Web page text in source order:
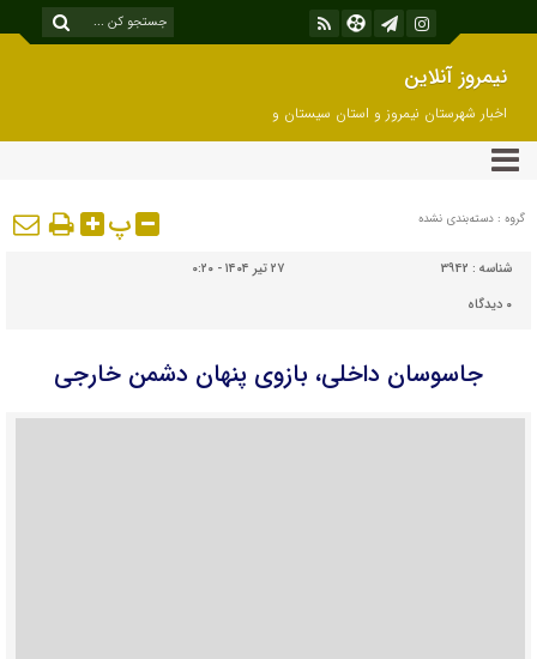
نیمروز آنلاین
اخبار شهرستان نیمروز و استان سیستان و
بلوچستان
گروه : دسته‌بندی نشده پ
شناسه : 3942
۲۷ تیر ۱۴۰۴ - ۰:۲۰
۰ دیدگاه
جاسوسان داخلی، بازوی پنهان دشمن خارجی